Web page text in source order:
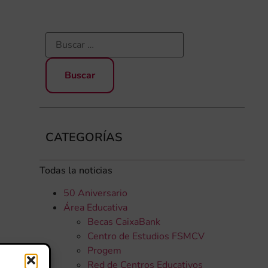
CATEGORÍAS
Todas la noticias
50 Aniversario
Área Educativa
Becas CaixaBank
Centro de Estudios FSMCV
Progem
Red de Centros Educativos